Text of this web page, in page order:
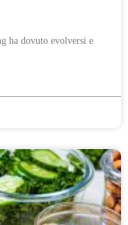
ha dovuto evolversi e